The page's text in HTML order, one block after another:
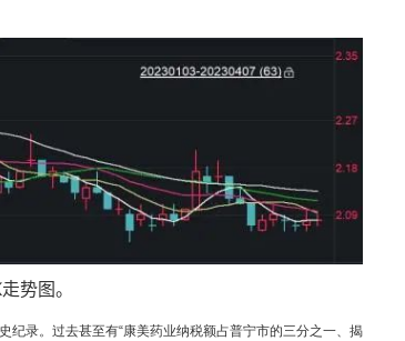
势图。
纪录。过去甚至有“康美药业纳税额占普宁市的三分之一、揭